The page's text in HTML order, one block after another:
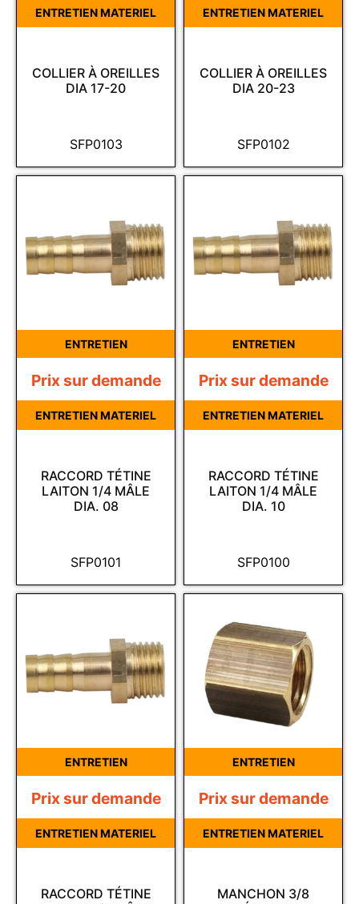
SFP0103
COLLIER À OREILLES
DIA 17-20
ENTRETIEN MATERIEL
SFP0102
COLLIER À OREILLES
DIA 20-23
ENTRETIEN MATERIEL
ENTRETIEN
SFP0101
RACCORD TÉTINE
LAITON 1/4 MÂLE
DIA. 08
Prix sur demande
ENTRETIEN MATERIEL
ENTRETIEN
SFP0100
RACCORD TÉTINE
LAITON 1/4 MÂLE
DIA. 10
Prix sur demande
ENTRETIEN MATERIEL
ENTRETIEN
RACCORD TÉTINE
Prix sur demande
ENTRETIEN MATERIEL
ENTRETIEN
MANCHON 3/8
Prix sur demande
ENTRETIEN MATERIEL